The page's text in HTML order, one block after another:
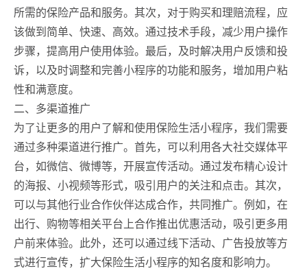
所需的保险产品和服务。其次，对于购买和理赔流程，应
该做到简单、快速、高效。通过技术手段，减少用户操作
步骤，提高用户使用体验。最后，及时解决用户反馈和投
诉，以及时调整和完善小程序的功能和服务，增加用户粘
性和满意度。
二、多渠道推广
为了让更多的用户了解和使用保险生活小程序，我们需要
通过多种渠道进行推广。首先，可以利用各大社交媒体平
台，如微信、微博等，开展宣传活动。通过发布精心设计
的海报、小视频等形式，吸引用户的关注和点击。其次，
可以与其他行业合作伙伴达成合作，共同推广。例如，在
出行、购物等相关平台上合作推出优惠活动，吸引更多用
户前来体验。此外，还可以通过线下活动、广告投放等方
式进行宣传，扩大保险生活小程序的知名度和影响力。